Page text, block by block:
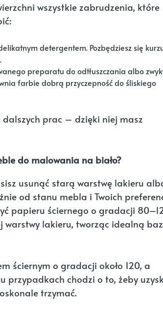
wszystkie zabrudzenia, które
detergentem. Pozbędziesz się
preparatu do odtłuszczania albo
farbie dobrą przyczepność do śliskiego
prac – dzięki niej masz
do malowania na biało?
usunąć starą warstwę lakieru
od stanu mebla i Twoich
papieru ściernego o gradacji
warstwy lakieru, tworząc idealną
ściernym o gradacji około 120, a
przypadkach chodzi o to, żeby
trzymać.